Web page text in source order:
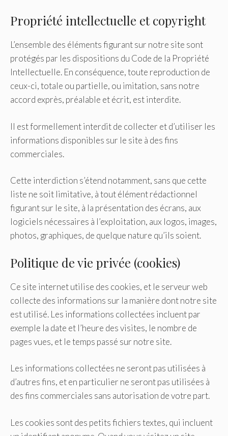
Propriété intellectuelle et copyright
L’ensemble des éléments figurant sur notre site sont
protégés par les dispositions du Code de la Propriété
Intellectuelle. En conséquence, toute reproduction de
ceux-ci, totale ou partielle, ou imitation, sans notre
accord exprès, préalable et écrit, est interdite.
Il est formellement interdit de collecter et d’utiliser les
informations disponibles sur le site à des fins
commerciales.
Cette interdiction s’étend notamment, sans que cette
liste ne soit limitative, à tout élément rédactionnel
figurant sur le site, à la présentation des écrans, aux
logiciels nécessaires à l’exploitation, aux logos, images,
photos, graphiques, de quelque nature qu’ils soient.
Politique de vie privée (cookies)
Ce site internet utilise des cookies, et le serveur web
collecte des informations sur la manière dont notre site
est utilisé. Les informations collectées incluent par
exemple la date et l’heure des visites, le nombre de
pages vues, et le temps passé sur notre site.
Les informations collectées ne seront pas utilisées à
d’autres fins, et en particulier ne seront pas utilisées à
des fins commerciales sans autorisation de votre part.
Les cookies sont des petits fichiers textes, qui incluent